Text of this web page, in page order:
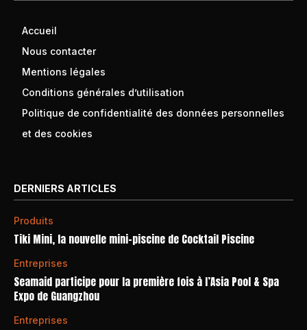
Accueil
Nous contacter
Mentions légales
Conditions générales d’utilisation
Politique de confidentialité des données personnelles
et des cookies
DERNIERS ARTICLES
Produits
Tiki Mini, la nouvelle mini-piscine de Cocktail Piscine
Entreprises
Seamaid participe pour la première fois à l’Asia Pool & Spa
Expo de Guangzhou
Entreprises